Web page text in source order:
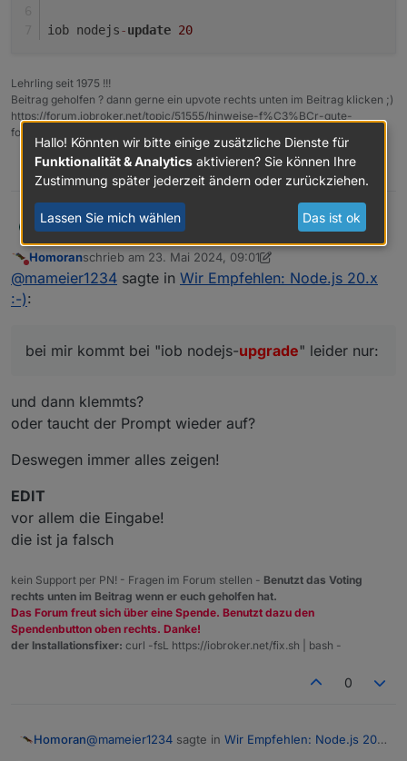
iob nodejs-update 20
Lehrling seit 1975 !!!
Beitrag geholfen ? dann gerne ein upvote rechts unten im Beitrag klicken ;)
https://forum.iobroker.net/topic/51555/hinweise-f%C3%BCr-gute-
forenbeitr%C3%A4ge
1
mameier1234bei mir kommt bei "iob nodejs-upgrade" leider
nur:
Nicht stören
Homoranschrieb am 23. Mai 2024, 09:01
zuletzt editiert von Homoran
@mameier1234 sagte in Wir Empfehlen: Node.js 20.x
:-):
bei mir kommt bei "iob nodejs-upgrade" leider nur:
und dann klemmts?
oder taucht der Prompt wieder auf?
Deswegen immer alles zeigen!
EDIT
vor allem die Eingabe!
die ist ja falsch
kein Support per PN! - Fragen im Forum stellen - Benutzt das Voting
rechts unten im Beitrag wenn er euch geholfen hat.
Das Forum freut sich über eine Spende. Benutzt dazu den
Spendenbutton oben rechts. Danke!
der Installationsfixer: curl -fsL https://iobroker.net/fix.sh | bash -
0
Homoran@mameier1234 sagte in Wir Empfehlen: Node.js 20.x
Hallo! Könnten wir bitte einige zusätzliche Dienste für
Funktionalität & Analytics aktivieren? Sie können Ihre
Zustimmung später jederzeit ändern oder zurückziehen.
Lassen Sie mich wählen Das ist ok